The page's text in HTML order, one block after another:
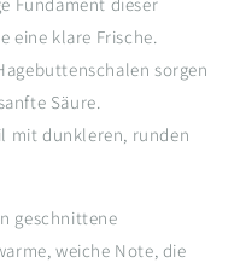
eine klare Frische.
sorgen
Säure.
mit dunkleren, runden
geschnittene
weiche Note, die